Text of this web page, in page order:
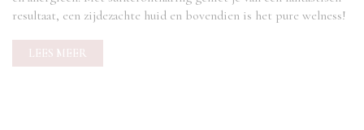
resultaat, een zijdezachte huid en bovendien is het pure welness!
LEES MEER